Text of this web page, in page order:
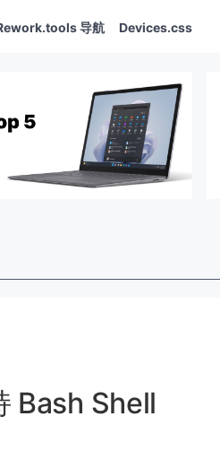
导航 Devices.css
Bash Shell